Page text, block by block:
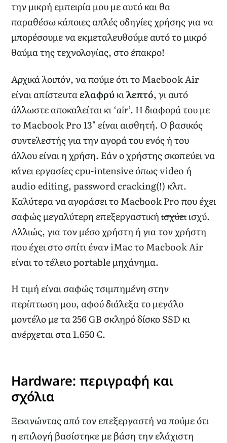
την μικρή εμπειρία μου με αυτό και θα
παραθέσω κάποιες απλές οδηγίες χρήσης για να
μπορέσουμε να εκμεταλευθούμε αυτό το μικρό
θαύμα της τεχνολογίας, στο έπακρο!
Αρχικά λοιπόν, να πούμε ότι το Macbook Air
είναι απίστευταελαφρύκιλεπτό, γι αυτό
άλλωστε αποκαλείται κι ‘air’. Η διαφορά του με
το Macbook Pro 13" είναι αισθητή. Ο βασικός
συντελεστής για την αγορά του ενός ή του
άλλου είναι η χρήση. Εάν ο χρήστης σκοπεύει να
κάνει εργασίες cpu-intensive όπως video ή
audio editing, password cracking(!) κλπ.
Καλύτερα να αγοράσει το Macbook Pro που έχει
σαφώς μεγαλύτερη επεξεργαστικήισχύειισχύ.
Αλλιώς, για τον μέσο χρήστη ή για τον χρήστη
που έχει στο σπίτι έναν iMac το Macbook Air
είναι το τέλειο portable μηχάνημα.
Η τιμή είναι σαφώς τσιμπημένη στην
περίπτωση μου, αφού διάλεξα το μεγάλο
μοντέλο με τα 256 GB σκληρό δίσκο SSD κι
ανέρχεται στα 1.650 €.
Hardware: περιγραφή και
σχόλια
Ξεκινώντας από τον επεξεργαστή να πούμε ότι
η επιλογή βασίστηκε με βάση την ελάχιστη